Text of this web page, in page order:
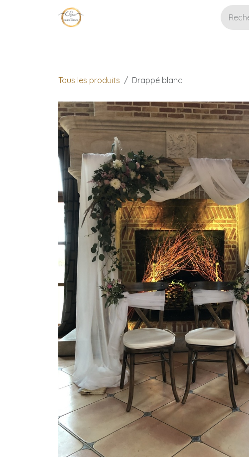
Se rendre au contenu
Tous les produits Drappé blanc